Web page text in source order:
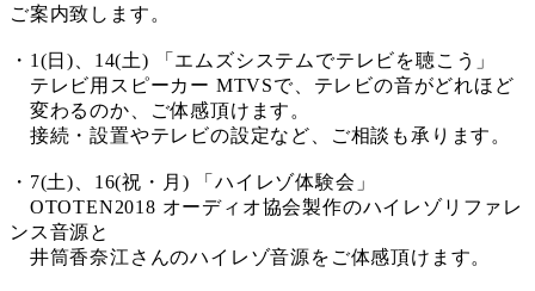
ご案内致します。
・1(日)、14(土) 「エムズシステムでテレビを聴こう」
テレビ用スピーカー MTVSで、テレビの音がどれほど
変わるのか、ご体感頂けます。
接続・設置やテレビの設定など、ご相談も承ります。
・7(土)、16(祝・月) 「ハイレゾ体験会」
OTOTEN2018 オーディオ協会製作のハイレゾリファレ
ンス音源と
井筒香奈江さんのハイレゾ音源をご体感頂けます。